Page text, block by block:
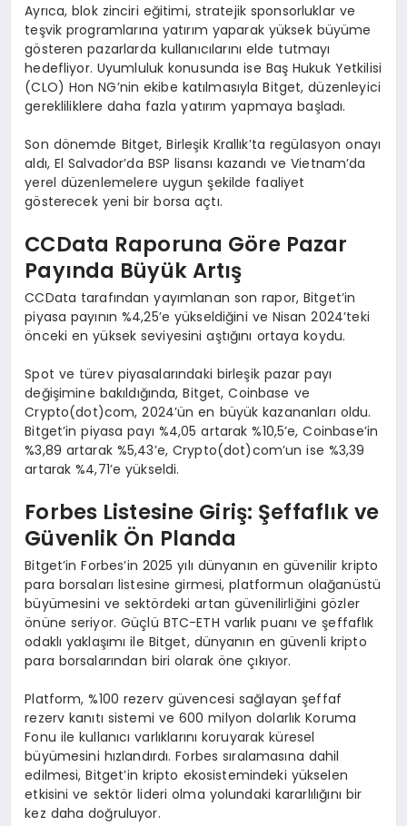
Ayrıca, blok zinciri eğitimi, stratejik sponsorluklar ve
teşvik programlarına yatırım yaparak yüksek büyüme
gösteren pazarlarda kullanıcılarını elde tutmayı
hedefliyor. Uyumluluk konusunda ise Baş Hukuk Yetkilisi
(CLO) Hon NG’nin ekibe katılmasıyla Bitget, düzenleyici
gerekliliklere daha fazla yatırım yapmaya başladı.
Son dönemde Bitget, Birleşik Krallık’ta regülasyon onayı
aldı, El Salvador’da BSP lisansı kazandı ve Vietnam’da
yerel düzenlemelere uygun şekilde faaliyet
gösterecek yeni bir borsa açtı.
CCData Raporuna Göre Pazar
Payında Büyük Artış
CCData tarafından yayımlanan son rapor, Bitget’in
piyasa payının %4,25’e yükseldiğini ve Nisan 2024’teki
önceki en yüksek seviyesini aştığını ortaya koydu.
Spot ve türev piyasalarındaki birleşik pazar payı
değişimine bakıldığında, Bitget, Coinbase ve
Crypto(dot)com, 2024’ün en büyük kazananları oldu.
Bitget’in piyasa payı %4,05 artarak %10,5’e, Coinbase’in
%3,89 artarak %5,43’e, Crypto(dot)com’un ise %3,39
artarak %4,71’e yükseldi.
Forbes Listesine Giriş: Şeffaflık ve
Güvenlik Ön Planda
Bitget’in Forbes’in 2025 yılı dünyanın en güvenilir kripto
para borsaları listesine girmesi, platformun olağanüstü
büyümesini ve sektördeki artan güvenilirliğini gözler
önüne seriyor. Güçlü BTC-ETH varlık puanı ve şeffaflık
odaklı yaklaşımı ile Bitget, dünyanın en güvenli kripto
para borsalarından biri olarak öne çıkıyor.
Platform, %100 rezerv güvencesi sağlayan şeffaf
rezerv kanıtı sistemi ve 600 milyon dolarlık Koruma
Fonu ile kullanıcı varlıklarını koruyarak küresel
büyümesini hızlandırdı. Forbes sıralamasına dahil
edilmesi, Bitget’in kripto ekosistemindeki yükselen
etkisini ve sektör lideri olma yolundaki kararlılığını bir
kez daha doğruluyor.